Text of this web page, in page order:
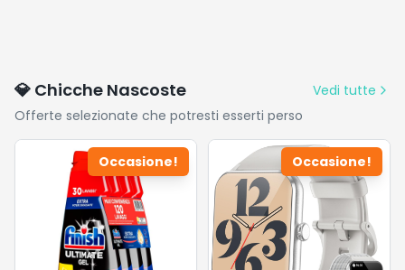
💎 Chicche Nascoste
Vedi tutte
Offerte selezionate che potresti esserti perso
Occasione! Occasione!